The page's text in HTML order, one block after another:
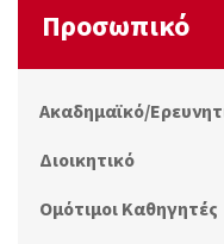
Προσωπικό
Ακαδημαϊκό/
Διοικητικό
Ομότιμοι Καθηγητές